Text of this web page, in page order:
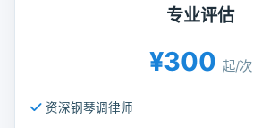
专业评估
¥300 起/次
资深钢琴调律师